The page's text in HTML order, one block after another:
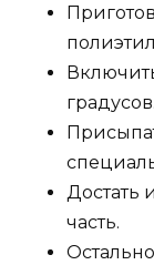
градусов.
Достать
часть.